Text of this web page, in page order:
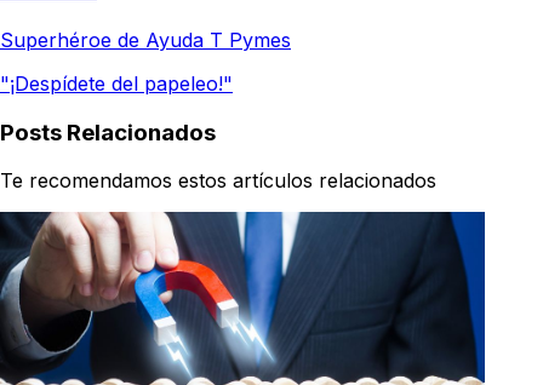
Superhéroe de Ayuda T Pymes
"¡Despídete del papeleo!"
Posts Relacionados
Te recomendamos estos artículos relacionados